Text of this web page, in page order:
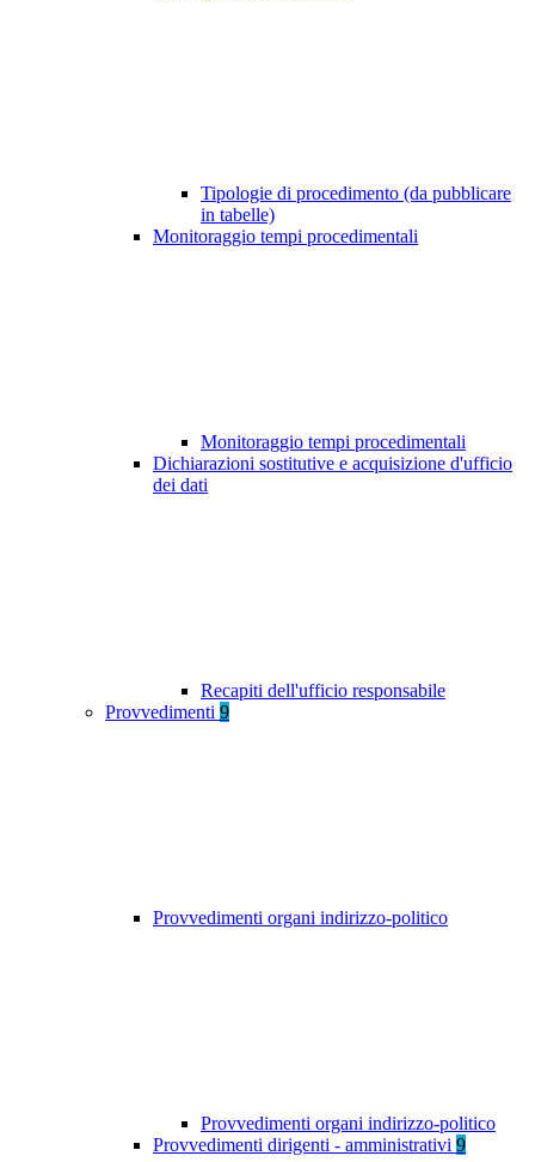
Tipologie di procedimento (da pubblicare
in tabelle)
Monitoraggio tempi procedimentali
Monitoraggio tempi procedimentali
Dichiarazioni sostitutive e acquisizione d'ufficio
dei dati
Recapiti dell'ufficio responsabile
Provvedimenti 9
Provvedimenti organi indirizzo-politico
Provvedimenti organi indirizzo-politico
Provvedimenti dirigenti - amministrativi 9